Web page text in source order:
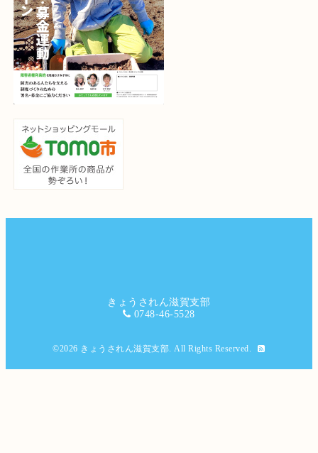
きょうされん滋賀支部
0748-46-5528
©2026 きょうされん滋賀支部. All Rights Reserved.